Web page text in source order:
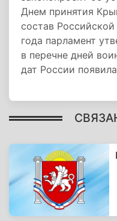
Днем принятия
состав
года парламент
в перечне дней
дат России